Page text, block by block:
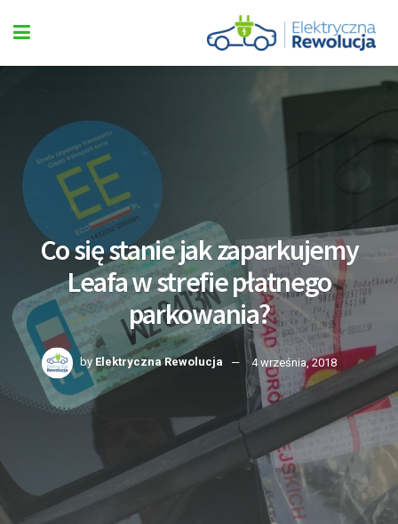
Co się stanie jak zaparkujemy
Leafa w strefie płatnego
parkowania?
by Elektryczna Rewolucja 4 września, 2018